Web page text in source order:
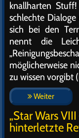
knallharten
schlechte
sich bei den
nennt die
möglicherweise
zu wissen vorgibt
Weiter
„Star Wars
hinterletzte